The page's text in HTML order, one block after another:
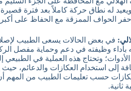
له نطاق حركة كاملاً بعد فترة
الحواف الممزقة مع الحفاظ على
في بعض الحالات يسعى الطبيب
بأداء وظيفته في دعم وحماية مفصل
وتحتاج هذه العملية في الطبيعي
إلى استخدام العكازات والدعائم،
حسب تعليمات الطبيب من المهم
ثانية.